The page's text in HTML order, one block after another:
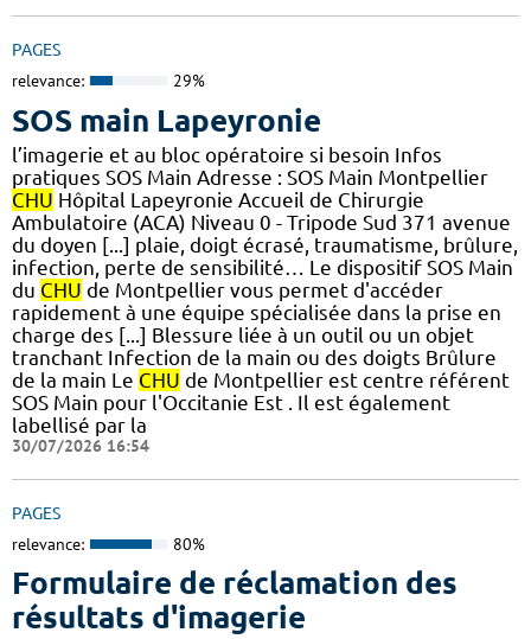
PAGES
relevance: 29%
SOS main Lapeyronie
l’imagerie et au bloc opératoire si besoin Infos
pratiques SOS Main Adresse : SOS Main Montpellier
CHU Hôpital Lapeyronie Accueil de Chirurgie
Ambulatoire (ACA) Niveau 0 - Tripode Sud 371 avenue
du doyen [...] plaie, doigt écrasé, traumatisme, brûlure,
infection, perte de sensibilité… Le dispositif SOS Main
du CHU de Montpellier vous permet d'accéder
rapidement à une équipe spécialisée dans la prise en
charge des [...] Blessure liée à un outil ou un objet
tranchant Infection de la main ou des doigts Brûlure
de la main Le CHU de Montpellier est centre référent
SOS Main pour l'Occitanie Est . Il est également
labellisé par la
30/07/2026 16:54
PAGES
relevance: 80%
Formulaire de réclamation des
résultats d'imagerie